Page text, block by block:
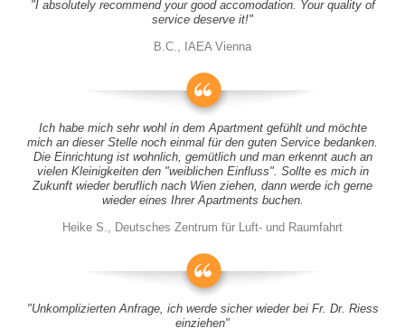
"I absolutely recommend your good accomodation. Your quality of
service deserve it!"
B.C., IAEA Vienna
Ich habe mich sehr wohl in dem Apartment gefühlt und möchte
mich an dieser Stelle noch einmal für den guten Service bedanken.
Die Einrichtung ist wohnlich, gemütlich und man erkennt auch an
vielen Kleinigkeiten den "weiblichen Einfluss". Sollte es mich in
Zukunft wieder beruflich nach Wien ziehen, dann werde ich gerne
wieder eines Ihrer Apartments buchen.
Heike S., Deutsches Zentrum für Luft- und Raumfahrt
"Unkomplizierten Anfrage, ich werde sicher wieder bei Fr. Dr. Riess
einziehen"